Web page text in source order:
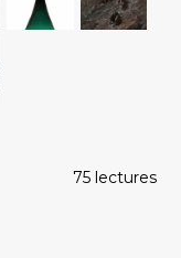
75 lectures